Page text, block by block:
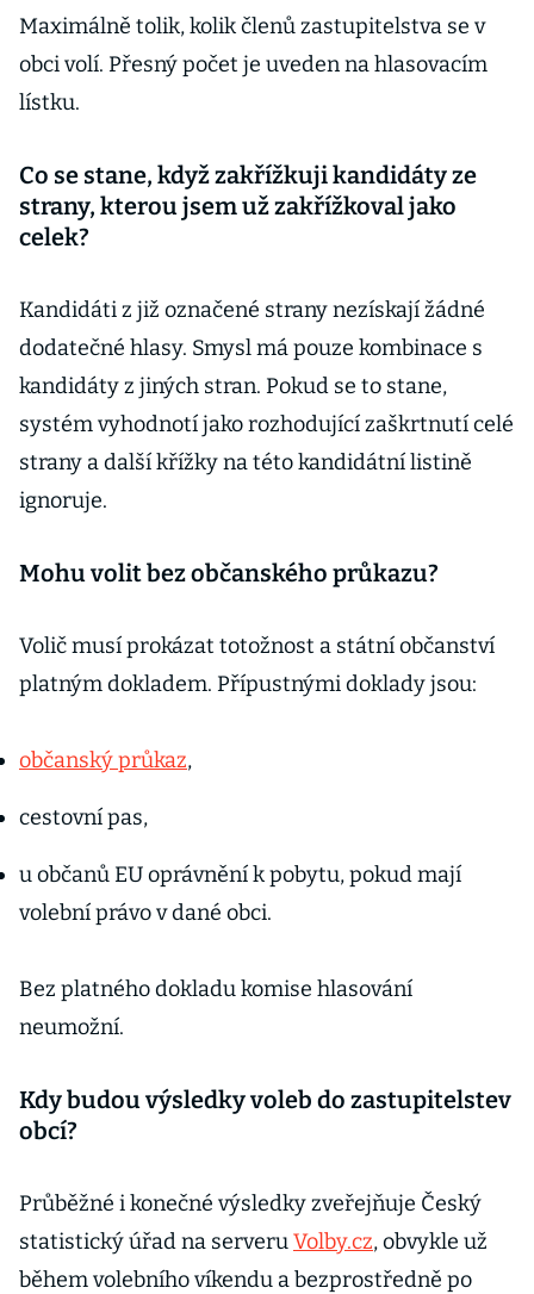
Maximálně tolik, kolik členů zastupitelstva se v
obci volí. Přesný počet je uveden na hlasovacím
lístku.
Co se stane, když zakřížkuji kandidáty ze
strany, kterou jsem už zakřížkoval jako
celek?
Kandidáti z již označené strany nezískají žádné
dodatečné hlasy. Smysl má pouze kombinace s
kandidáty z jiných stran. Pokud se to stane,
systém vyhodnotí jako rozhodující zaškrtnutí celé
strany a další křížky na této kandidátní listině
ignoruje.
Mohu volit bez občanského průkazu?
Volič musí prokázat totožnost a státní občanství
platným dokladem. Přípustnými doklady jsou:
občanský průkaz,
cestovní pas,
u občanů EU oprávnění k pobytu, pokud mají
volební právo v dané obci.
Bez platného dokladu komise hlasování
neumožní.
Kdy budou výsledky voleb do zastupitelstev
obcí?
Průběžné i konečné výsledky zveřejňuje Český
statistický úřad na serveruVolby.cz, obvykle už
během volebního víkendu a bezprostředně po